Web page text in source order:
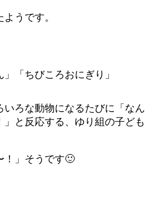
うです。
」「ちびころおにぎり」
いろな動物になるたびに「なん
」と反応する、ゆり組の子ども
！」そうです🙂